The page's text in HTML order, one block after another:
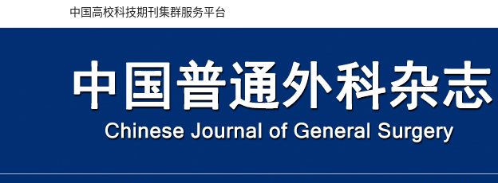
中国高校科技期刊集群服务平台